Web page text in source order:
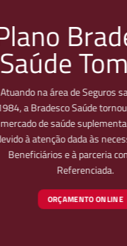
Saúde
Atuando na área de Seguros
a Bradesco Saúde
mercado de saúde
à atenção dada às
Beneficiários e à parceria
Referenciada.
ORÇAMENTO ONLINE